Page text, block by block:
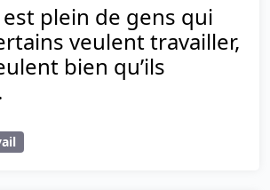
plein de gens qui
veulent travailler,
bien qu’ils